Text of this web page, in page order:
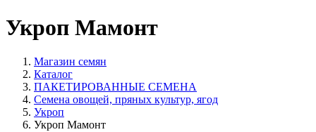
Укроп Мамонт
Магазин семян
Каталог
ПАКЕТИРОВАННЫЕ СЕМЕНА
Семена овощей, пряных культур, ягод
Укроп
Укроп Мамонт